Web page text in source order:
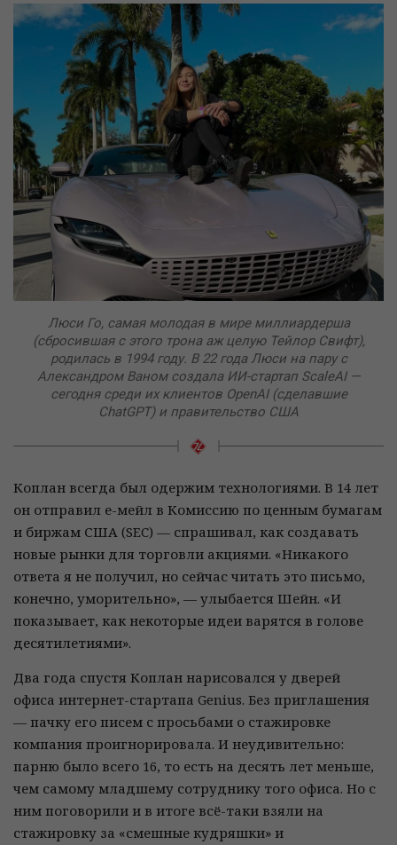
Люси Го, самая молодая в мире миллиардерша
(сбросившая с этого трона аж целую Тейлор Свифт),
родилась в 1994 году. В 22 года Люси на пару с
Александром Ваном создала ИИ-стартап ScaleAI —
сегодня среди их клиентов OpenAI (сделавшие
ChatGPT) и правительство США
Коплан всегда был одержим технологиями. В 14 лет
он отправил е-мейл в Комиссию по ценным бумагам
и биржам США (SEC) — спрашивал, как создавать
новые рынки для торговли акциями. «Никакого
ответа я не получил, но сейчас читать это письмо,
конечно, уморительно», — улыбается Шейн. «И
показывает, как некоторые идеи варятся в голове
десятилетиями».
Два года спустя Коплан нарисовался у дверей
офиса интернет-стартапа Genius. Без приглашения
— пачку его писем с просьбами о стажировке
компания проигнорировала. И неудивительно:
парню было всего 16, то есть на десять лет меньше,
чем самому младшему сотруднику того офиса. Но с
ним поговорили и в итоге всё-таки взяли на
стажировку за «смешные кудряшки» и